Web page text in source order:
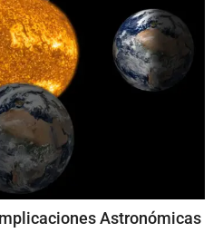
Astronómicas